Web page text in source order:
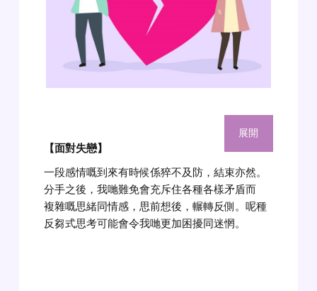
【面對失戀】
一段感情嘅到來有時候係猝不及防，結束亦然。
分手之後，我哋難免會充斥住各種各樣矛盾而
複雜嘅思緒同情感，思前想後，輾轉反側。呢種
反芻式思考可能會令我哋更加困擾同迷惘。
展開